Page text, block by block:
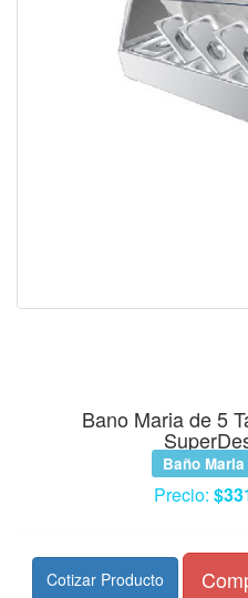
Bano Maria de 5
Baño Maria
Precio:
Cotizar Producto